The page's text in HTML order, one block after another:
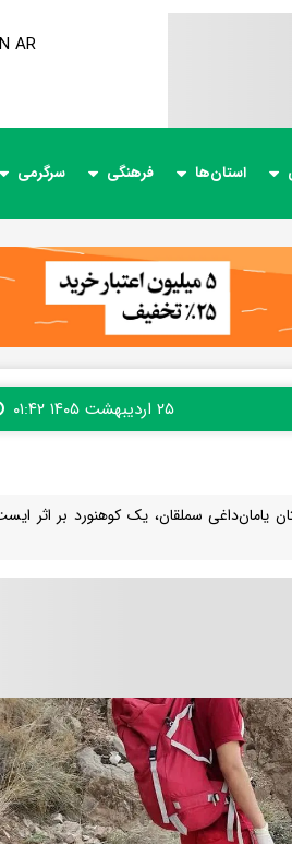
AR
استان‌ها فرهنگی سرگرمی
۲۵ اردیبهشت ۱۴۰۵ ۰۱:۴۲
سملقان، یک کوهنورد بر اثر